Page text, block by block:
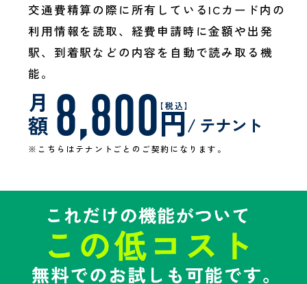
交通費精算の際に所有しているICカード内の
利用情報を読取、経費申請時に金額や出発
駅、到着駅などの内容を自動で読み取る機
能。
月
額 8,800【税込】
円/ テナント
※こちらはテナントごとのご契約になります。